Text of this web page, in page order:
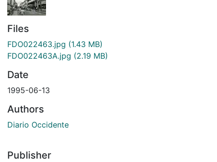
Files
FDO022463.jpg (1.43 MB)
FDO022463A.jpg (2.19 MB)
Date
1995-06-13
Authors
Diario Occidente
Publisher